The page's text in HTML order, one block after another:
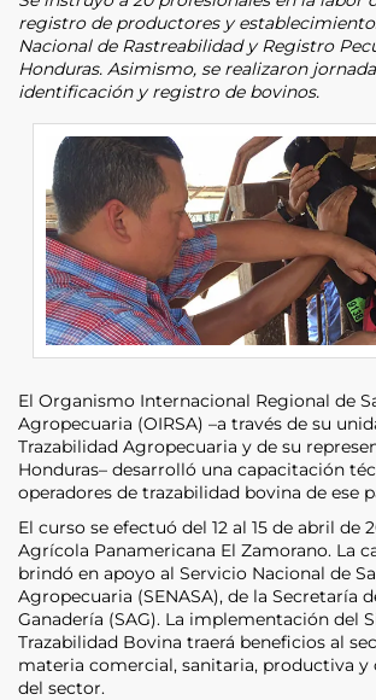
registro de productores y
Nacional de Rastreabilidad y Registro
Honduras. Asimismo, se realizaron
identificación y registro de bovinos.
El Organismo Internacional Regional de
Agropecuaria (OIRSA) –a través de su
Trazabilidad Agropecuaria y de su
Honduras– desarrolló una capacitación
operadores de trazabilidad bovina de ese
El curso se efectuó del 12 al 15 de abril de
Agrícola Panamericana El Zamorano. La
brindó en apoyo al Servicio Nacional de
Agropecuaria (SENASA), de la Secretaría
Ganadería (SAG). La implementación del
Trazabilidad Bovina traerá beneficios al
materia comercial, sanitaria, productiva
del sector.